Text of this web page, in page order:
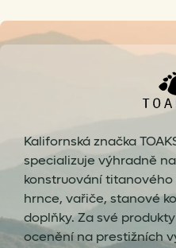
Kalifornská značka
specializuje výhradně
konstruování
hrnce, vařiče, stanové
doplňky. Za své
ocenění na prestižních